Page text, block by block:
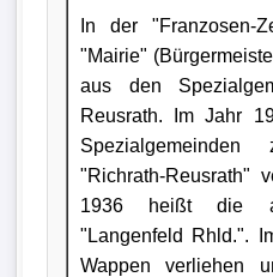
In der
"Mairie"
aus den
Reusrath. Im Jahr
"Richrath-Reusrath"
1936 heißt die
"Langenfeld Rhld.".
Wappen verliehen